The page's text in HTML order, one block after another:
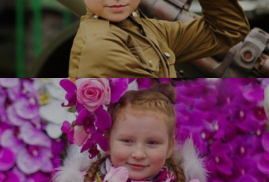
УЗНАТЬ БОЛЬШЕ
Служу Отечеству